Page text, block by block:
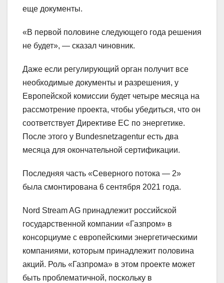
еще документы.
«В первой половине следующего года решения
не будет», — сказал чиновник.
Даже если регулирующий орган получит все
необходимые документы и разрешения, у
Европейской комиссии будет четыре месяца на
рассмотрение проекта, чтобы убедиться, что он
соответствует Директиве ЕС по энергетике.
После этого у Bundesnetzagentur есть два
месяца для окончательной сертификации.
Последняя часть «Северного потока — 2»
была смонтирована 6 сентября 2021 года.
Nord Stream AG принадлежит российской
государственной компании «Газпром» в
консорциуме с европейскими энергетическими
компаниями, которым принадлежит половина
акций. Роль «Газпрома» в этом проекте может
быть проблематичной, поскольку в